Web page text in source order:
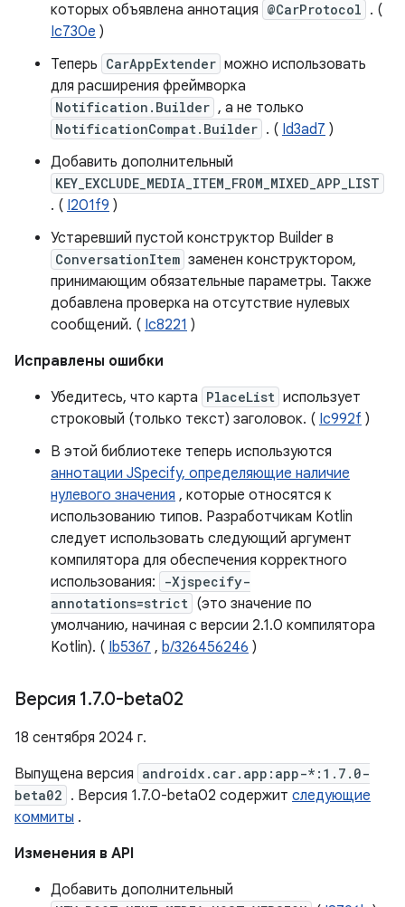
которых объявлена ​​аннотация @CarProtocol . (
Ic730e )
Теперь CarAppExtender можно использовать
для расширения фреймворка
Notification.Builder , а не только
NotificationCompat.Builder . ( Id3ad7 )
Добавить дополнительный
KEY_EXCLUDE_MEDIA_ITEM_FROM_MIXED_APP_LIST
. ( I201f9 )
Устаревший пустой конструктор Builder в
ConversationItem заменен конструктором,
принимающим обязательные параметры. Также
добавлена ​​проверка на отсутствие нулевых
сообщений. ( Ic8221 )
Исправлены ошибки
Убедитесь, что карта PlaceList использует
строковый (только текст) заголовок. ( Ic992f )
В этой библиотеке теперь используются
аннотации JSpecify, определяющие наличие
нулевого значения , которые относятся к
использованию типов. Разработчикам Kotlin
следует использовать следующий аргумент
компилятора для обеспечения корректного
использования:
-Xjspecify-
annotations=strict (это значение по
умолчанию, начиная с версии 2.1.0 компилятора
Kotlin). ( Ib5367 , b/326456246 )
Версия 1.7.0-beta02
18 сентября 2024 г.
Выпущена версия androidx.car.app:app-*:1.7.0-
beta02 . Версия 1.7.0-beta02 содержит следующие
коммиты .
Изменения в API
Добавить дополнительный